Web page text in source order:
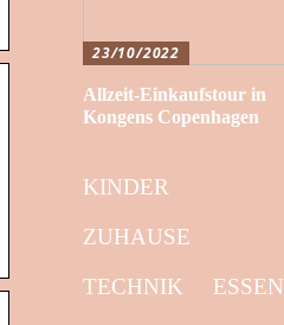
23/10/2022
Allzeit-Einkaufstour in
Kongens Copenhagen
KINDER
ZUHAUSE
TECHNIK
ESSEN